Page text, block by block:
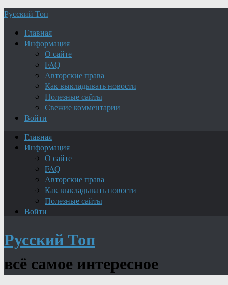
Русский Топ
Главная
Информация
О сайте
FAQ
Авторские права
Как выкладывать новости
Полезные сайты
Свежие комментарии
Войти
Главная
Информация
О сайте
FAQ
Авторские права
Как выкладывать новости
Полезные сайты
Войти
Русский Топ
всё самое интересное